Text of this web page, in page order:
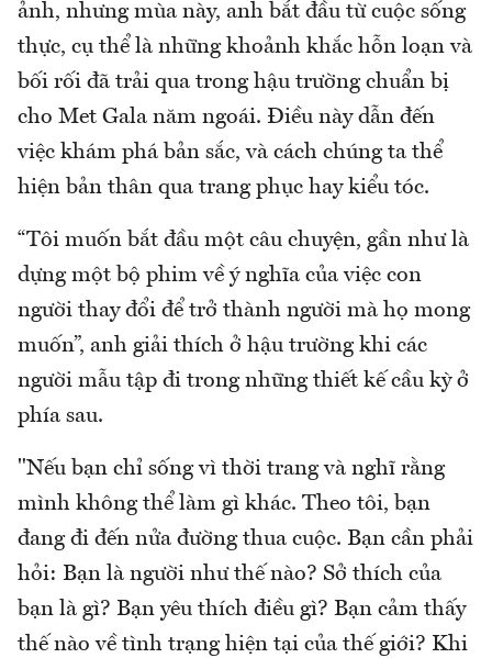
ảnh, nhưng mùa này, anh bắt đầu từ cuộc sống
thực, cụ thể là những khoảnh khắc hỗn loạn và
bối rối đã trải qua trong hậu trường chuẩn bị
cho Met Gala năm ngoái. Điều này dẫn đến
việc khám phá bản sắc, và cách chúng ta thể
hiện bản thân qua trang phục hay kiểu tóc.
“Tôi muốn bắt đầu một câu chuyện, gần như là
dựng một bộ phim về ý nghĩa của việc con
người thay đổi để trở thành người mà họ mong
muốn”, anh giải thích ở hậu trường khi các
người mẫu tập đi trong những thiết kế cầu kỳ ở
phía sau.
"Nếu bạn chỉ sống vì thời trang và nghĩ rằng
mình không thể làm gì khác. Theo tôi, bạn
đang đi đến nửa đường thua cuộc. Bạn cần phải
hỏi: Bạn là người như thế nào? Sở thích của
bạn là gì? Bạn yêu thích điều gì? Bạn cảm thấy
thế nào về tình trạng hiện tại của thế giới? Khi